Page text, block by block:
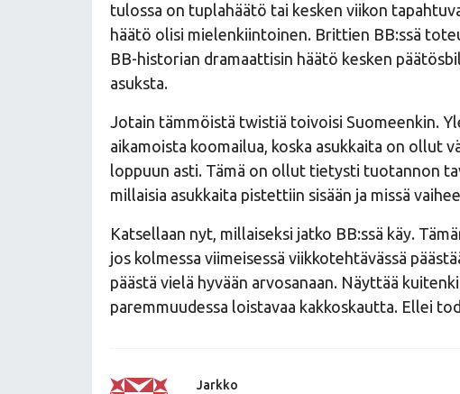
tulossa on tuplahäätö tai kesken viikon
häätö olisi mielenkiintoinen. Brittien BB:ssä
BB-historian dramaattisin häätö kesken
asuksta.
Jotain tämmöistä twistiä toivoisi Suomeenkin.
aikamoista koomailua, koska asukkaita on ollut
loppuun asti. Tämä on ollut tietysti tuotannon
millaisia asukkaita pistettiin sisään ja missä
Katsellaan nyt, millaiseksi jatko BB:ssä käy.
jos kolmessa viimeisessä viikkotehtävässä
päästä vielä hyvään arvosanaan. Näyttää
paremmuudessa loistavaa kakkoskautta. Ellei
Jarkko